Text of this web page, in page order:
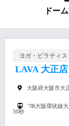
ドー
ヨガ・ピラティス
LAVA 大正店
大阪府大阪市大
"JR大阪環状線
30秒